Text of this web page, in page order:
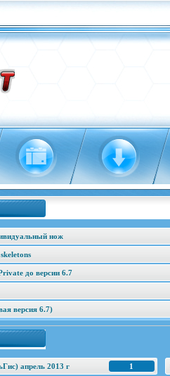
нож
до версии 6.7
версия 6.7)
1
апрель 2013 г